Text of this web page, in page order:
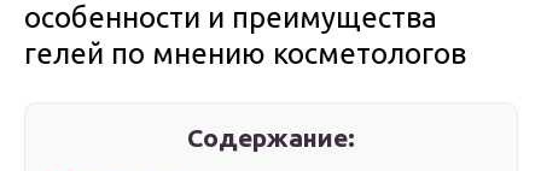
особенности и преимущества
гелей по мнению косметологов
Содержание: